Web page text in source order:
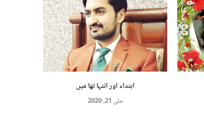
ابتداء اور انتہا تها میں
مئی 21, 2020